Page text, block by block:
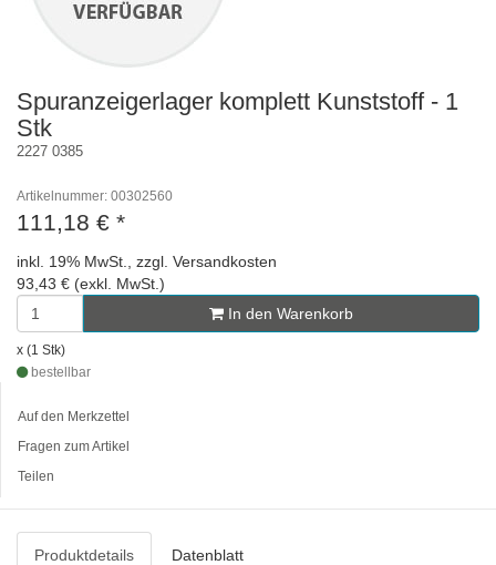
Spuranzeigerlager komplett Kunststoff - 1
Stk
2227 0385
Artikelnummer: 00302560
111,18 € *
inkl. 19% MwSt., zzgl. Versandkosten
93,43 € (exkl. MwSt.)
In den Warenkorb
x (1 Stk)
bestellbar
Auf den Merkzettel
Fragen zum Artikel
Teilen
Produktdetails Datenblatt